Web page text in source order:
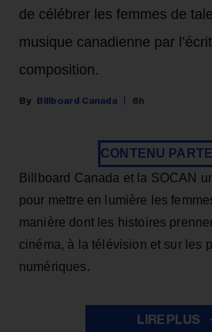
de célébrer les femmes de
musique canadienne par
composition.
Billboard Canada 8h
CONTENU
Billboard Canada et la SOCAN
pour mettre en lumière les
manière dont les histoires
cinéma, à la télévision et sur les
numériques.
LIRE PLUS